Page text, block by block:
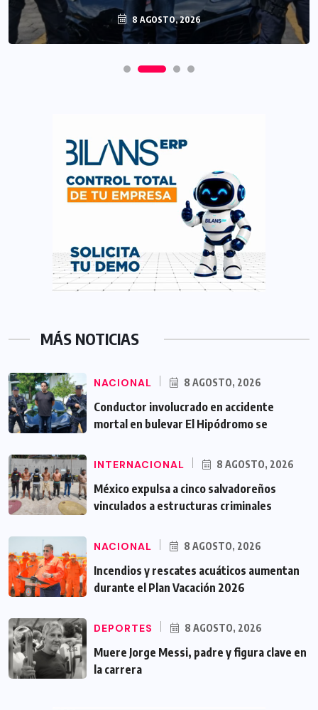
8 AGOSTO, 2026
MÁS NOTICIAS
NACIONAL 8 AGOSTO, 2026
Conductor involucrado en accidente
mortal en bulevar El Hipódromo se
INTERNACIONAL 8 AGOSTO, 2026
México expulsa a cinco salvadoreños
vinculados a estructuras criminales
NACIONAL 8 AGOSTO, 2026
Incendios y rescates acuáticos aumentan
durante el Plan Vacación 2026
DEPORTES 8 AGOSTO, 2026
Muere Jorge Messi, padre y figura clave en
la carrera